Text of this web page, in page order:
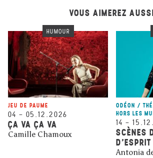
VOUS AIMEREZ AUSSI
HUMOUR
JEU DE PAUME
04 – 05.12.2026
ÇA VA ÇA VA
Camille Chamoux
ODÉON /
HORS LES
14 –
SCÈNES
D’ESPRIT
Antonia